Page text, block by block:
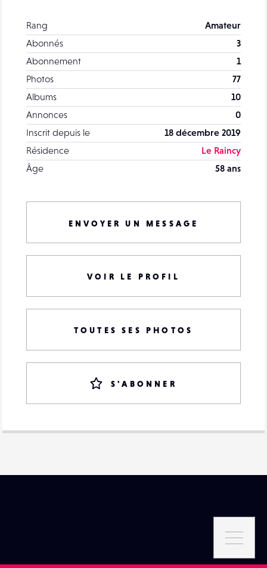
Rang
Amateur
Abonnés
3
Abonnement
1
Photos
77
Albums
10
Annonces
0
Inscrit depuis le
18 décembre 2019
Résidence
Le Raincy
Âge
58 ans
ENVOYER UN MESSAGE
VOIR LE PROFIL
TOUTES SES PHOTOS
S'ABONNER